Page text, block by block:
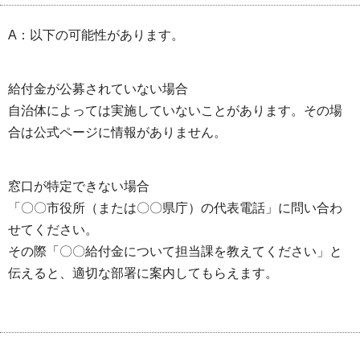
A：以下の可能性があります。
給付金が公募されていない場合
自治体によっては実施していないことがあります。その場
合は公式ページに情報がありません。
窓口が特定できない場合
「〇〇市役所（または〇〇県庁）の代表電話」に問い合わ
せてください。
その際「〇〇給付金について担当課を教えてください」と
伝えると、適切な部署に案内してもらえます。